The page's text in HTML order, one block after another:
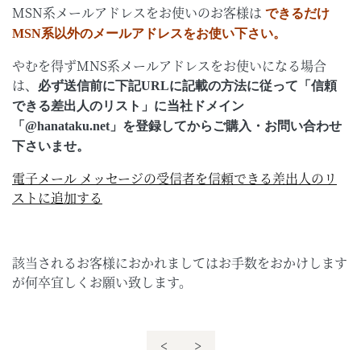
MSN系メールアドレスをお使いのお客様は できるだけ
MSN系以外のメールアドレスをお使い下さい。
やむを得ずMNS系メールアドレスをお使いになる場合
は、
必ず送信前に下記URLに記載の方法に従って「信頼
できる差出人のリスト」に当社ドメイン
「@hanataku.net」を登録してからご購入・お問い合わせ
下さいませ。
電子メール メッセージの受信者を信頼できる差出人のリ
ストに追加する
該当されるお客様におかれましてはお手数をおかけします
が何卒宜しくお願い致します。
< >